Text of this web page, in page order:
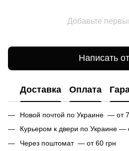
Добавьте
Написать
Доставка Оплата
Новой почтой по Украине — от
Курьером к двери по Украине —
Через поштомат — от 60 грн